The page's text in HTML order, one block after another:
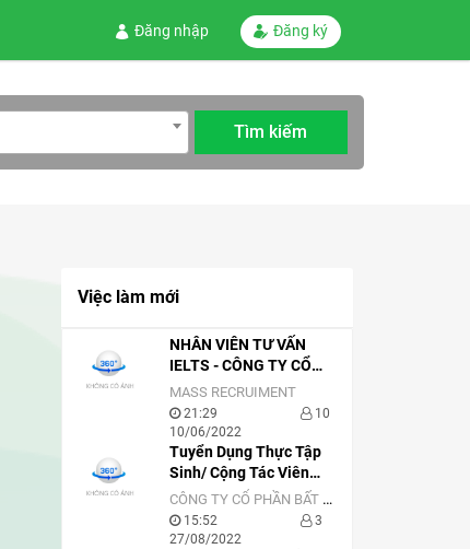
Đăng nhập Đăng ký
Việc làm mới
NHÂN VIÊN TƯ VẤN
IELTS - CÔNG TY CỔ
PHẦN EDUVATOR – ZIM
ACADEMY
MASS RECRUIMENT
21:29
10/06/2022
10
Tuyển Dụng Thực Tập
Sinh/ Cộng Tác Viên
SALE
CÔNG TY CỔ PHẦN BẤT ĐỘNG SẢN BẦU TRỜI SÀI GÒN
15:52
27/08/2022
3